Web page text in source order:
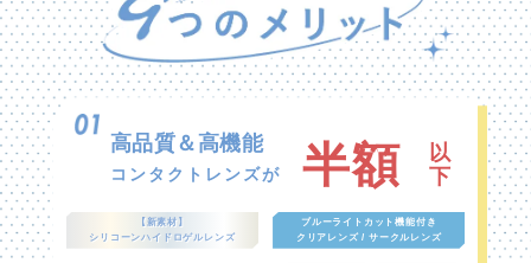
高品質＆高機能
コンタクトレンズが 半額
以
下
【新素材】
シリコーンハイドロゲルレンズ
ブルーライトカット機能付き
クリアレンズ / サークルレンズ